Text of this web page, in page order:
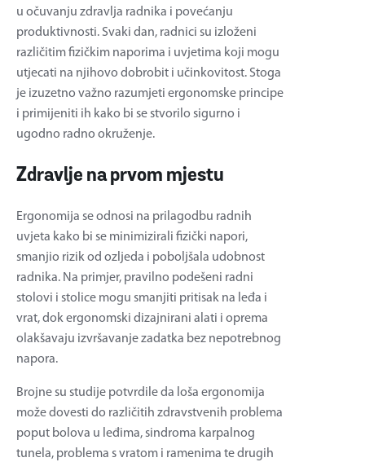
u očuvanju zdravlja radnika i povećanju
produktivnosti. Svaki dan, radnici su izloženi
različitim fizičkim naporima i uvjetima koji mogu
utjecati na njihovo dobrobit i učinkovitost. Stoga
je izuzetno važno razumjeti ergonomske principe
i primijeniti ih kako bi se stvorilo sigurno i
ugodno radno okruženje.
Zdravlje na prvom mjestu
Ergonomija se odnosi na prilagodbu radnih
uvjeta kako bi se minimizirali fizički napori,
smanjio rizik od ozljeda i poboljšala udobnost
radnika. Na primjer, pravilno podešeni radni
stolovi i stolice mogu smanjiti pritisak na leđa i
vrat, dok ergonomski dizajnirani alati i oprema
olakšavaju izvršavanje zadatka bez nepotrebnog
napora.
Brojne su studije potvrdile da loša ergonomija
može dovesti do različitih zdravstvenih problema
poput bolova u leđima, sindroma karpalnog
tunela, problema s vratom i ramenima te drugih